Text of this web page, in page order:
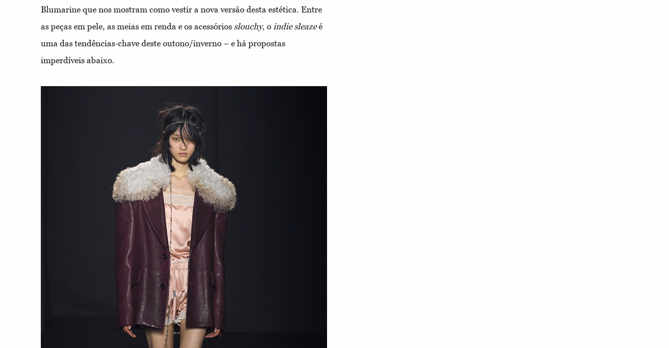
Blumarine que nos mostram como vestir a nova versão desta estética. Entre
as peças em pele, as meias em renda e os acessórios slouchy, o indie sleazeé
uma das tendências-chave deste outono/inverno – e há propostas
imperdíveis abaixo.